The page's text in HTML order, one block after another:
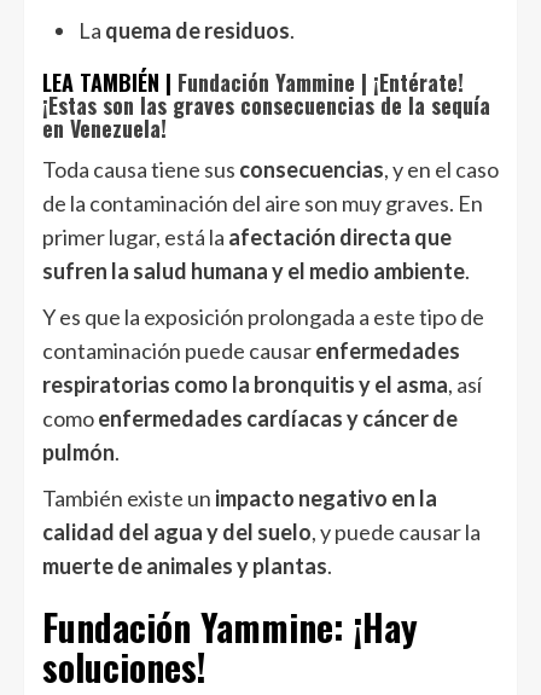
La quema de residuos.
LEA TAMBIÉN | Fundación Yammine | ¡Entérate!
¡Estas son las graves consecuencias de la sequía
en Venezuela!
Toda causa tiene sus consecuencias, y en el caso
de la contaminación del aire son muy graves. En
primer lugar, está la afectación directa que
sufren la salud humana y el medio ambiente.
Y es que la exposición prolongada a este tipo de
contaminación puede causarenfermedades
respiratorias como la bronquitis y el asma, así
comoenfermedades cardíacas y cáncer de
pulmón.
También existe un impacto negativo en la
calidad del agua y del suelo, y puede causar la
muerte de animales y plantas.
Fundación Yammine: ¡Hay
soluciones!